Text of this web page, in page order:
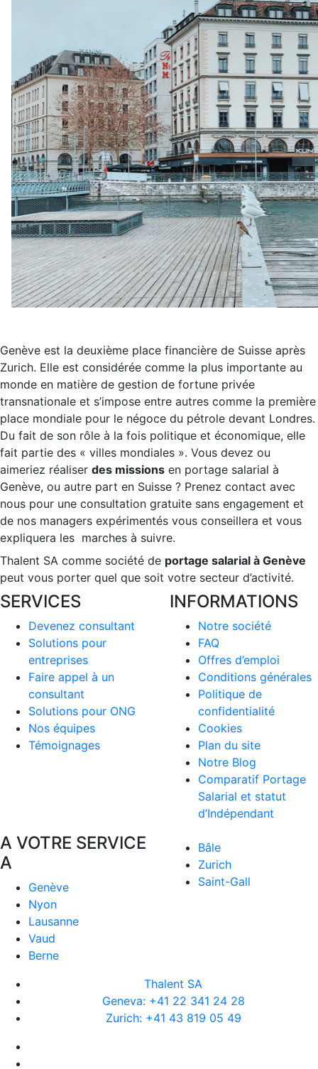
Genève est la deuxième place financière de Suisse après
Zurich. Elle est considérée comme la plus importante au
monde en matière de gestion de fortune privée
transnationale et s’impose entre autres comme la première
place mondiale pour le négoce du pétrole devant Londres.
Du fait de son rôle à la fois politique et économique, elle
fait partie des « villes mondiales ». Vous devez ou
aimeriez réaliser des missions en portage salarial à
Genève, ou autre part en Suisse ? Prenez contact avec
nous pour une consultation gratuite sans engagement et
de nos managers expérimentés vous conseillera et vous
expliquera les marches à suivre.
Thalent SA comme société de portage salarial à Genève
peut vous porter quel que soit votre secteur d’activité.
SERVICES
Devenez consultant
Solutions pour
entreprises
Faire appel à un
consultant
Solutions pour ONG
Nos équipes
Témoignages
INFORMATIONS
Notre société
FAQ
Offres d’emploi
Conditions générales
Politique de
confidentialité
Cookies
Plan du site
Notre Blog
Comparatif Portage
Salarial et statut
d’Indépendant
A VOTRE SERVICE
A
Genève
Nyon
Lausanne
Vaud
Berne
Bâle
Zurich
Saint-Gall
Thalent SA
Geneva: +41 22 341 24 28
Zurich: +41 43 819 05 49